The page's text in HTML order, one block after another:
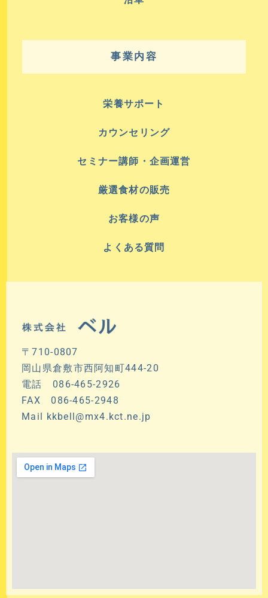
事業内容
栄養サポート
カウンセリング
セミナー講師・企画運営
厳選食材の販売
お客様の声
よくある質問
〒710-0807
岡山県倉敷市西阿知町444-20
電話 086-465-2926
FAX 086-465-2948
Mail kkbell@mx4.kct.ne.jp